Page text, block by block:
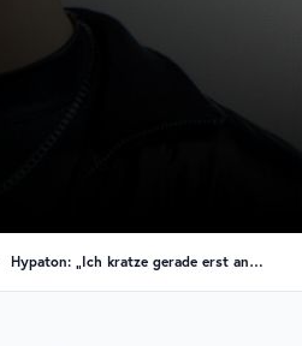
Hypaton: „Ich kratze gerade erst an der Oberfläche dessen, was ich erreichen möchte“